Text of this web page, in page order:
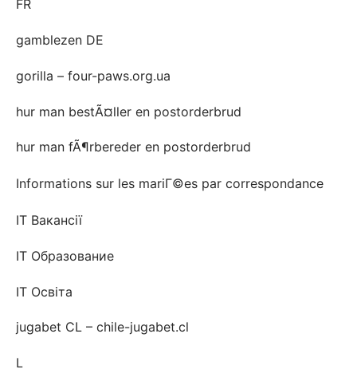
FR
gamblezen DE
gorilla – four-paws.org.ua
hur man bestÃ¤ller en postorderbrud
hur man fÃ¶rbereder en postorderbrud
Informations sur les mariГ©es par correspondance
IT Вакансії
IT Образование
IT Освіта
jugabet CL – chile-jugabet.cl
L